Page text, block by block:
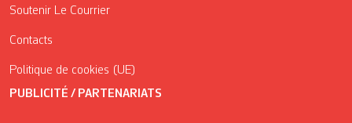
Soutenir Le Courrier
Contacts
Politique de cookies (UE)
PUBLICITÉ / PARTENARIATS